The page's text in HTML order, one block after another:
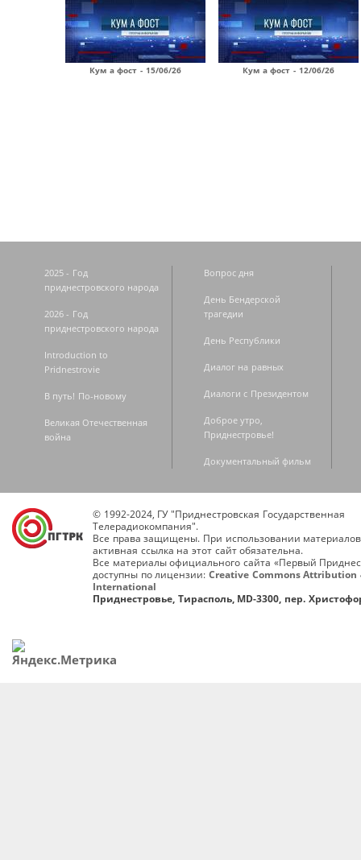
Кум а фост - 15/06/26 Кум а фост - 12/06/26
2025 - Год
приднестровского народа
2026 - Год
приднестровского народа
Introduction to
Pridnestrovie
В путь! По-новому
Великая Отечественная
война
Вопрос дня
День Бендерской
трагедии
День Республики
Диалог на равных
Диалоги с Президентом
Доброе утро,
Приднестровье!
Документальный фильм
© 1992-2024, ГУ "Приднестровская Государственная
Телерадиокомпания".
Все права защищены. При использовании
активная ссылка на этот сайт обязательна.
Все материалы официального сайта «Первый
доступны по лицензии: Creative Commons Attribution
International
Приднестровье, Тирасполь, MD-3300, пер.